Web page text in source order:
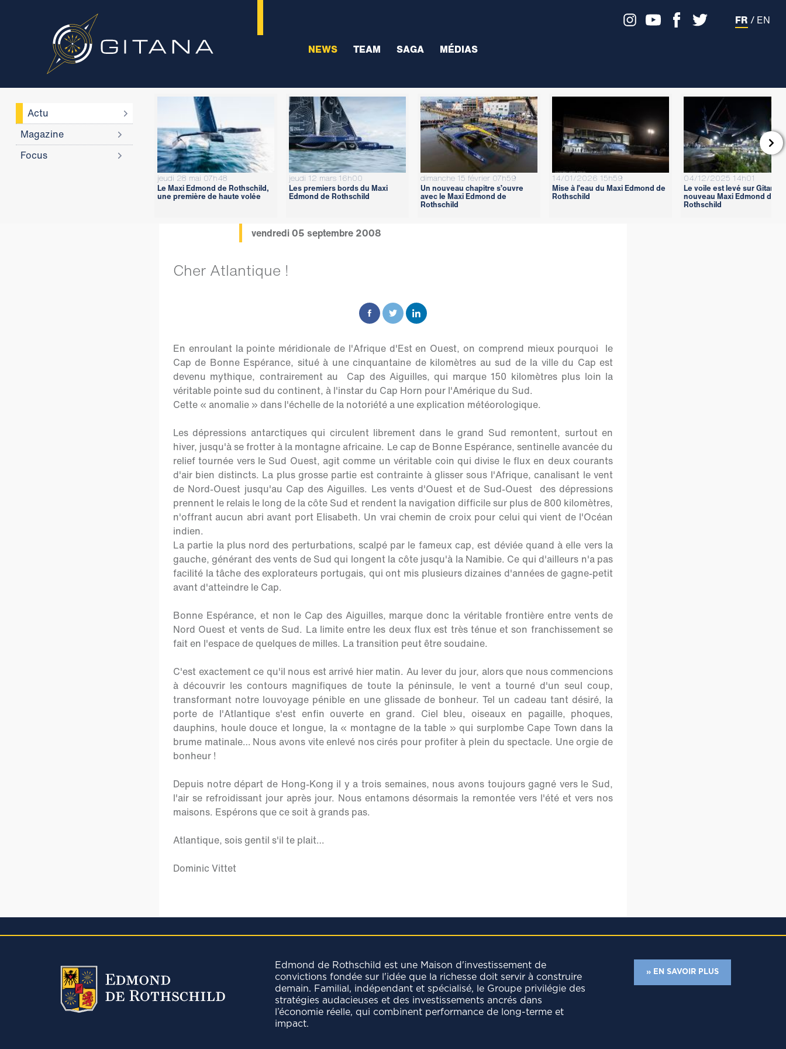
NEWS TEAM SAGA MÉDIAS
FR / EN
Actu
Magazine
Focus
jeudi 28 mai 07h48
Le Maxi Edmond de Rothschild,
une première de haute volée
jeudi 12 mars 16h00
Les premiers bords du Maxi
Edmond de Rothschild
dimanche 15 février 07h59
Un nouveau chapitre s’ouvre
avec le Maxi Edmond de
Rothschild
14/01/2026 15h59
Mise à l’eau du Maxi Edmond de
Rothschild
04/12/2025 14h01
Le voile est levé sur Gitana
nouveau Maxi Edmond de
Rothschild

vendredi 05 septembre 2008
Cher Atlantique !
En enroulant la pointe méridionale de l'Afrique d'Est en Ouest, on comprend mieux pourquoi le
Cap de Bonne Espérance, situé à une cinquantaine de kilomètres au sud de la ville du Cap est
devenu mythique, contrairement au Cap des Aiguilles, qui marque 150 kilomètres plus loin la
véritable pointe sud du continent, à l'instar du Cap Horn pour l'Amérique du Sud.
Cette « anomalie » dans l'échelle de la notoriété a une explication météorologique.
Les dépressions antarctiques qui circulent librement dans le grand Sud remontent, surtout en
hiver, jusqu'à se frotter à la montagne africaine. Le cap de Bonne Espérance, sentinelle avancée du
relief tournée vers le Sud Ouest, agit comme un véritable coin qui divise le flux en deux courants
d'air bien distincts. La plus grosse partie est contrainte à glisser sous l'Afrique, canalisant le vent
de Nord-Ouest jusqu'au Cap des Aiguilles. Les vents d'Ouest et de Sud-Ouest des dépressions
prennent le relais le long de la côte Sud et rendent la navigation difficile sur plus de 800 kilomètres,
n'offrant aucun abri avant port Elisabeth. Un vrai chemin de croix pour celui qui vient de l'Océan
indien.
La partie la plus nord des perturbations, scalpé par le fameux cap, est déviée quand à elle vers la
gauche, générant des vents de Sud qui longent la côte jusqu'à la Namibie. Ce qui d'ailleurs n'a pas
facilité la tâche des explorateurs portugais, qui ont mis plusieurs dizaines d'années de gagne-petit
avant d'atteindre le Cap.
Bonne Espérance, et non le Cap des Aiguilles, marque donc la véritable frontière entre vents de
Nord Ouest et vents de Sud. La limite entre les deux flux est très ténue et son franchissement se
fait en l'espace de quelques de milles. La transition peut être soudaine.
C'est exactement ce qu'il nous est arrivé hier matin. Au lever du jour, alors que nous commencions
à découvrir les contours magnifiques de toute la péninsule, le vent a tourné d'un seul coup,
transformant notre louvoyage pénible en une glissade de bonheur. Tel un cadeau tant désiré, la
porte de l'Atlantique s'est enfin ouverte en grand. Ciel bleu, oiseaux en pagaille, phoques,
dauphins, houle douce et longue, la « montagne de la table » qui surplombe Cape Town dans la
brume matinale… Nous avons vite enlevé nos cirés pour profiter à plein du spectacle. Une orgie de
bonheur !
Depuis notre départ de Hong-Kong il y a trois semaines, nous avons toujours gagné vers le Sud,
l'air se refroidissant jour après jour. Nous entamons désormais la remontée vers l'été et vers nos
maisons. Espérons que ce soit à grands pas.
Atlantique, sois gentil s'il te plait…
Dominic Vittet
Edmond de Rothschild est une Maison d'investissement de
convictions fondée sur l'idée que la richesse doit servir à construire
demain. Familial, indépendant et spécialisé, le Groupe privilégie des
stratégies audacieuses et des investissements ancrés dans
l’économie réelle, qui combinent performance de long-terme et
impact.
» EN SAVOIR PLUS